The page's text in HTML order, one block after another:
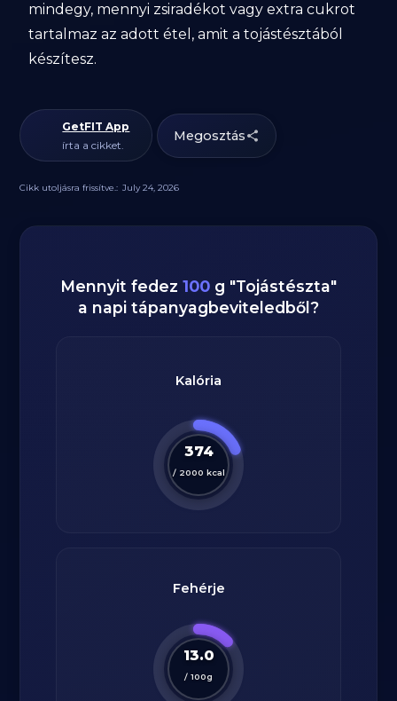
mindegy, mennyi zsiradékot vagy extra cukrot
tartalmaz az adott étel, amit a tojástésztából
készítesz.
GetFIT App
írta a cikket.
Megosztás
Cikk utoljásra frissítve.: July 24, 2026
Mennyit fedez 100 g "Tojástészta"
a napi tápanyagbeviteledből?
Kalória
374
/ 2000 kcal
Fehérje
13.0
/ 100g